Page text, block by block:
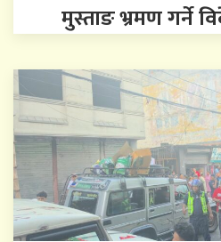
मुस्ताङ भ्रमण गर्ने